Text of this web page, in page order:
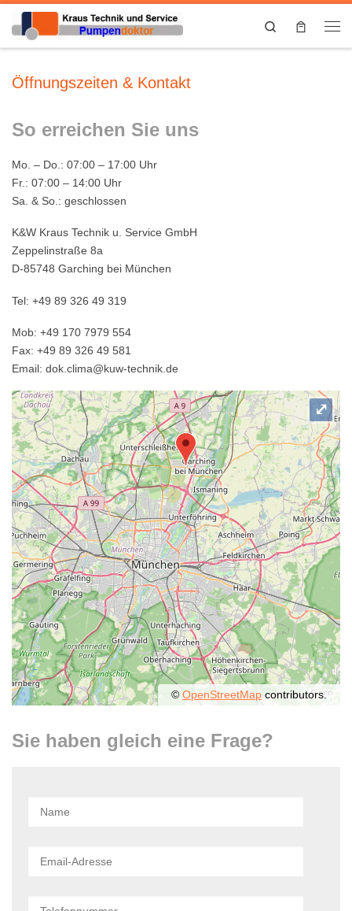
Search
Öffnungszeiten & Kontakt
So erreichen Sie uns
Mo. – Do.: 07:00 – 17:00 Uhr
Fr.: 07:00 – 14:00 Uhr
Sa. & So.: geschlossen
K&W Kraus Technik u. Service GmbH
Zeppelinstraße 8a
D-85748 Garching bei München
Tel: +49 89 326 49 319
Mob: +49 170 7979 554
Fax: +49 89 326 49 581
Email: dok.clima@kuw-technik.de
© OpenStreetMap contributors.
⤢
Sie haben gleich eine Frage?